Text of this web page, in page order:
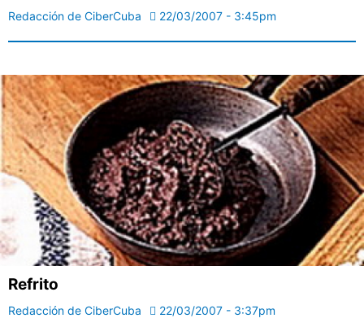
Redacción de CiberCuba 22/03/2007 - 3:45pm
Refrito
Redacción de CiberCuba 22/03/2007 - 3:37pm